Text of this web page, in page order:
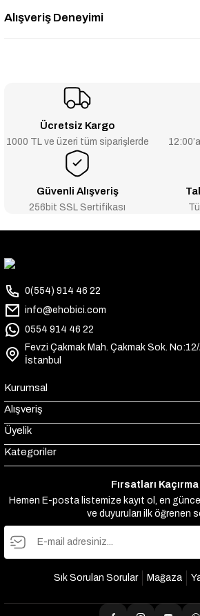
Alışveriş Deneyimi
Ücretsiz Kargo
1000 TL ve üzeri tüm siparişlerde
Güvenli Alışveriş
256bit SSL Sertifikası
0(554) 914 46 22
info@ehobici.com
0554 914 46 22
Fevzi Çakmak Mah. Çakmak Sok.
İstanbul
Kurumsal
Alışveriş
Üyelik
Kategoriler
Fırsatları Kaçırma
Hemen E-posta listemize kayıt ol, en
ve duyuruları ilk öğrenen
Sık Sorulan Sorular Mağaza